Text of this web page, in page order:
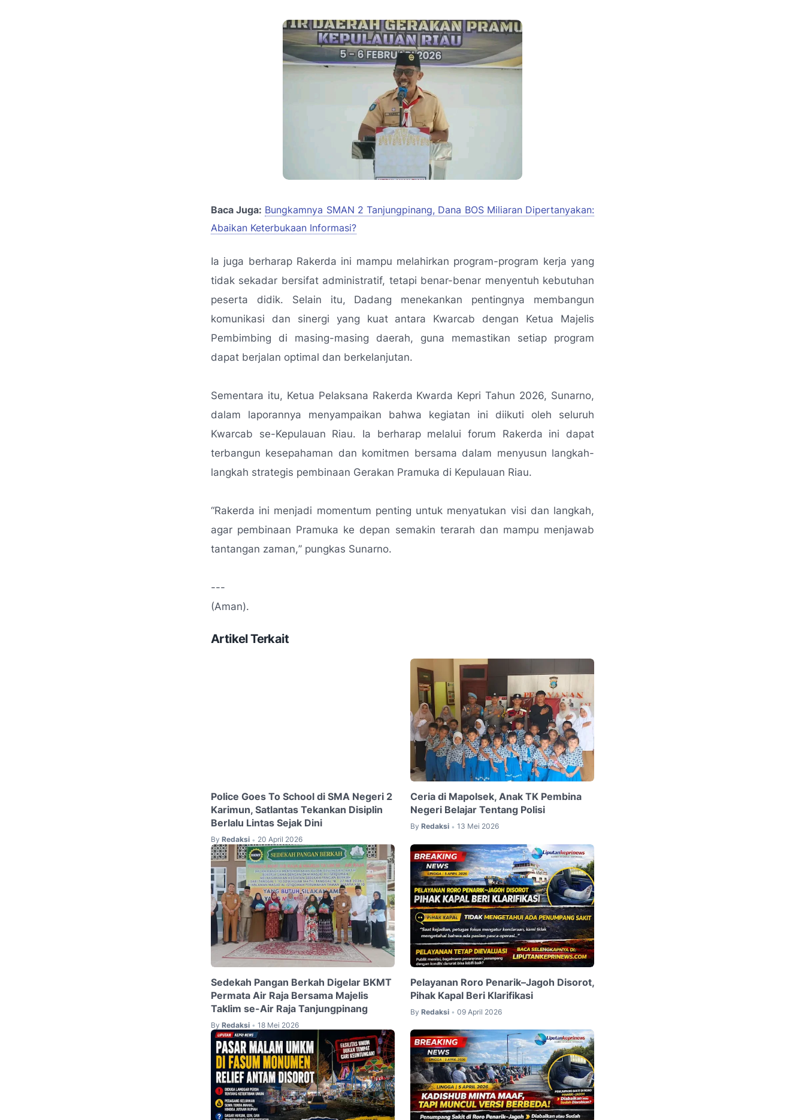
Baca Juga: Bungkamnya SMAN 2 Tanjungpinang, Dana BOS Miliaran Dipertanyakan:
Abaikan Keterbukaan Informasi?
Ia juga berharap Rakerda ini mampu melahirkan program-program kerja yang
tidak sekadar bersifat administratif, tetapi benar-benar menyentuh kebutuhan
peserta didik. Selain itu, Dadang menekankan pentingnya membangun
komunikasi dan sinergi yang kuat antara Kwarcab dengan Ketua Majelis
Pembimbing di masing-masing daerah, guna memastikan setiap program
dapat berjalan optimal dan berkelanjutan.
Sementara itu, Ketua Pelaksana Rakerda Kwarda Kepri Tahun 2026, Sunarno,
dalam laporannya menyampaikan bahwa kegiatan ini diikuti oleh seluruh
Kwarcab se-Kepulauan Riau. Ia berharap melalui forum Rakerda ini dapat
terbangun kesepahaman dan komitmen bersama dalam menyusun langkah-
langkah strategis pembinaan Gerakan Pramuka di Kepulauan Riau.
“Rakerda ini menjadi momentum penting untuk menyatukan visi dan langkah,
agar pembinaan Pramuka ke depan semakin terarah dan mampu menjawab
tantangan zaman,” pungkas Sunarno.
---
(Aman).
Artikel Terkait
Police Goes To School di SMA Negeri 2
Karimun, Satlantas Tekankan Disiplin
Berlalu Lintas Sejak Dini
By Redaksi • 20 April 2026
Ceria di Mapolsek, Anak TK Pembina
Negeri Belajar Tentang Polisi
By Redaksi • 13 Mei 2026
Sedekah Pangan Berkah Digelar BKMT
Permata Air Raja Bersama Majelis
Taklim se-Air Raja Tanjungpinang
By Redaksi • 18 Mei 2026
Pelayanan Roro Penarik–Jagoh Disorot,
Pihak Kapal Beri Klarifikasi
By Redaksi • 09 April 2026